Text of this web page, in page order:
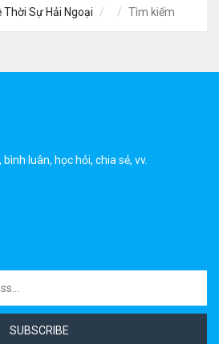
Sự Hải Ngoại Tìm kiếm
luân, học hỏi, chia sẻ, vv.
SUBSCRIBE